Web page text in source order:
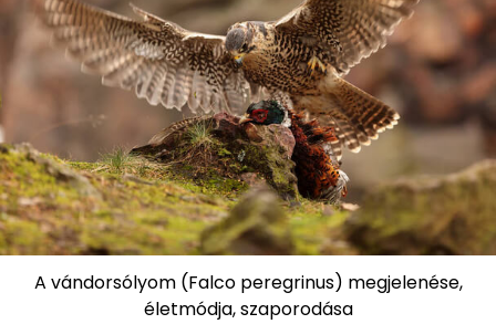
A vándorsólyom (Falco peregrinus) megjelenése,
életmódja, szaporodása